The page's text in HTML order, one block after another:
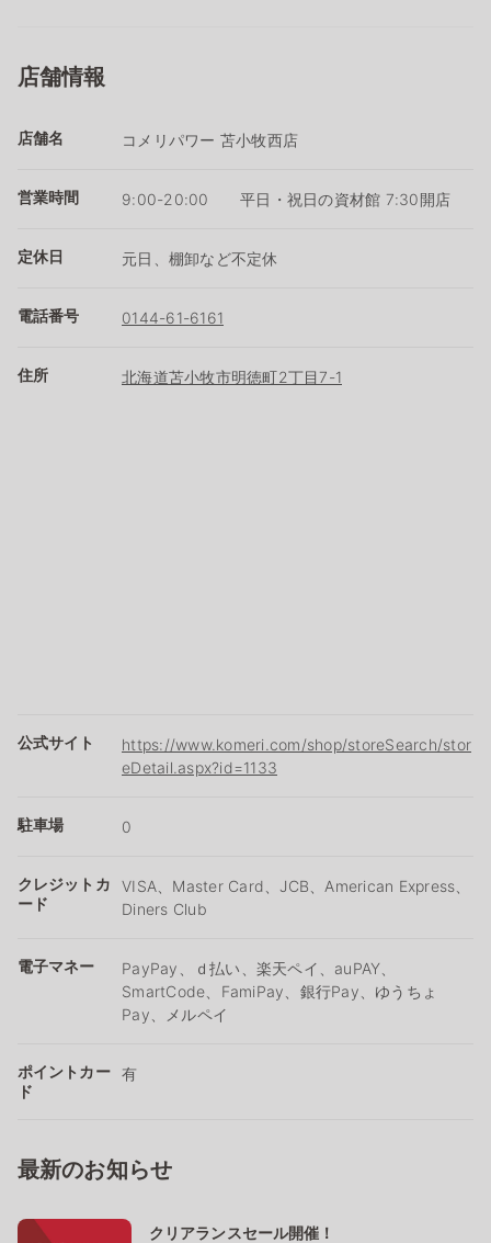
店舗情報
店舗名 コメリパワー 苫小牧西店
営業時間 9:00-20:00 平日・祝日の資材館 7:30開店
定休日 元日、棚卸など不定休
電話番号 0144-61-6161
住所 北海道苫小牧市明徳町2丁目7-1
公式サイト
https://www.komeri.com/shop/storeSearch/stor
eDetail.aspx?id=1133
駐車場 0
クレジットカ
ード
VISA、Master Card、JCB、American Express、
Diners Club
電子マネー
PayPay、ｄ払い、楽天ペイ、auPAY、
SmartCode、FamiPay、銀行Pay、ゆうちょ
Pay、メルペイ
ポイントカー
ド
有
最新のお知らせ
クリアランスセール開催！